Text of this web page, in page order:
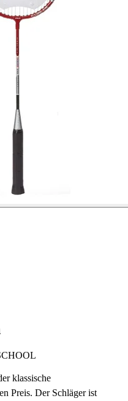
klassische
Preis. Der Schläger ist